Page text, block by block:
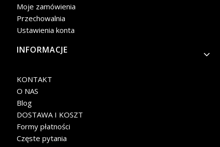
Moje zamówienia
Przechowalnia
Ustawienia konta
INFORMACJE
KONTAKT
O NAS
Blog
DOSTAWA I KOSZT
Formy płatności
Częste pytania